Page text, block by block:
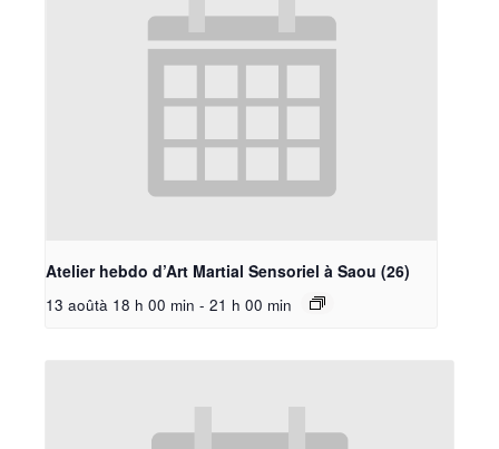
Atelier hebdo d’Art Martial Sensoriel à Saou (26)
13 aoûtà 18 h 00 min - 21 h 00 min